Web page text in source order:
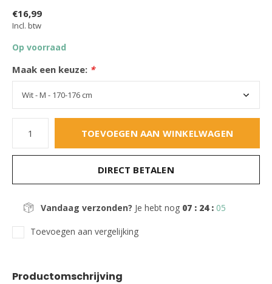
€16,99
Incl. btw
Op voorraad
Maak een keuze: *
TOEVOEGEN AAN WINKELWAGEN
DIRECT BETALEN
Vandaag verzonden? Je hebt nog 07 : 24 : 05
Toevoegen aan vergelijking
Productomschrijving